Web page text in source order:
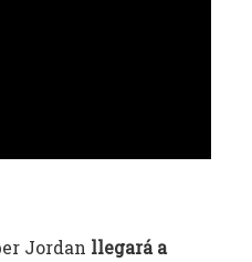
Jordan llegará a